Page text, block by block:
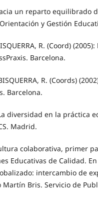
un reparto equilibrado
y Gestión
R. (Coord)
Barcelona.
R. (Coords)
Barcelona.
La diversidad en la práctica
Madrid.
colaborativa, primer
Educativas de Calidad.
intercambio de
Bris. Servicio de